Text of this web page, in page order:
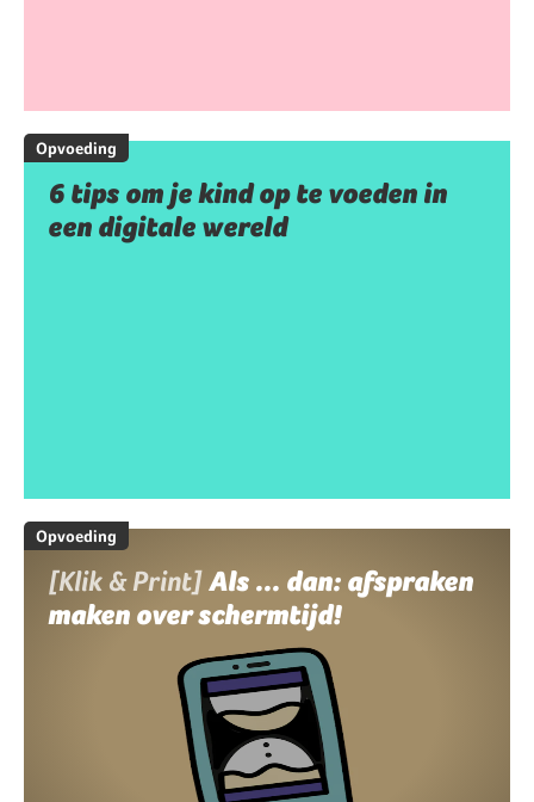
Opvoeding
6 tips om je kind op te voeden in
een digitale wereld
Opvoeding
[Klik & Print]Als ... dan: afspraken
maken over schermtijd!